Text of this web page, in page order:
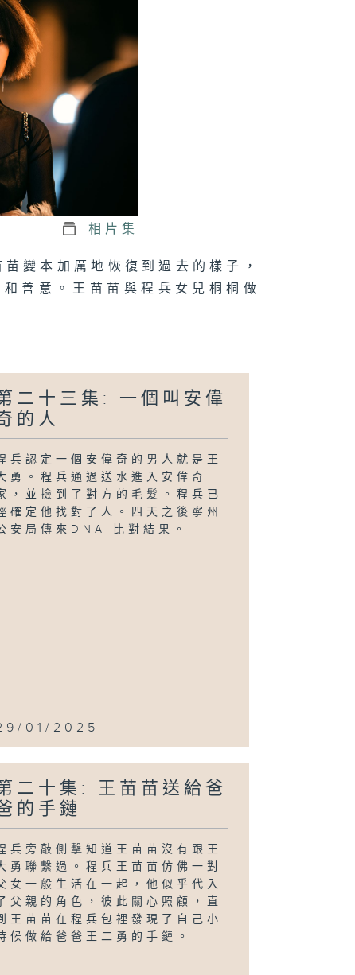
相片集
變本加厲地恢復到過去的樣子，
善意。王苗苗與程兵女兒桐桐做
二十三集: 一個叫安偉
的人
兵認定一個安偉奇的男人就是王
勇。程兵通過送水進入安偉奇
，並撿到了對方的毛髮。程兵已
確定他找對了人。四天之後寧州
安局傳來DNA 比對結果。
01/2025
二十集: 王苗苗送給爸
的手鏈
兵旁敲側擊知道王苗苗沒有跟王
勇聯繫過。程兵王苗苗仿佛一對
女一般生活在一起，他似乎代入
了父親的角色，彼此關心照顧，直
王苗苗在程兵包裡發現了自己小
候做給爸爸王二勇的手鏈。